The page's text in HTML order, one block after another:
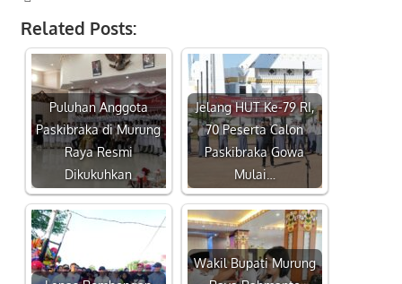
Related Posts:
Puluhan Anggota
Paskibraka di Murung
Raya Resmi
Dikukuhkan
Jelang HUT Ke-79 RI,
70 Peserta Calon
Paskibraka Gowa
Mulai…
Wakil Bupati Murung